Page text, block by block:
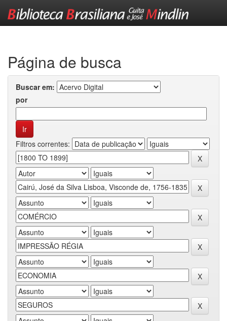
Página de busca
Buscar em:
por
Filtros correntes: